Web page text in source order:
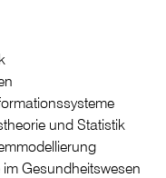
und Statistik
Gesundheitswesen